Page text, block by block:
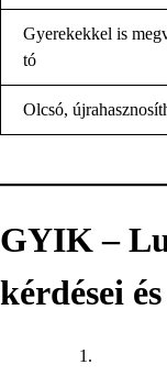
Gyerekekkel is
tó
Olcsó,
GYIK –
kérdései